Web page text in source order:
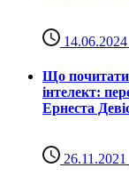
14.06.2024
Що почитати
інтелект:
Ернеста
26.11.2021